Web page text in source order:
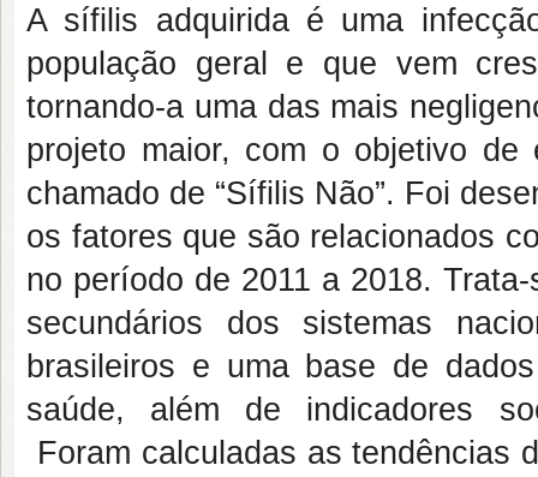
A sífilis adquirida é uma
população geral e que vem
tornando-a uma das mais
projeto maior, com o objetivo
chamado de “Sífilis Não”. Foi
os fatores que são relacionados
no período de 2011 a 2018.
secundários dos sistemas
brasileiros e uma base de
saúde, além de indicadores
Foram calculadas as tendências